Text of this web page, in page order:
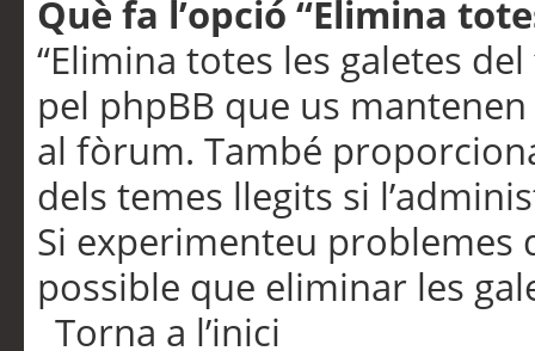
Què fa l’opció “Elimina
“Elimina totes les galetes
pel phpBB que us
al fòrum. També
dels temes llegits si
Si experimenteu problemes
possible que eliminar les
Torna a l’inici